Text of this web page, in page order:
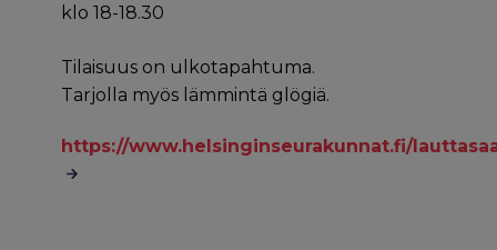
klo 18-18.30
Tilaisuus on ulkotapahtuma.
Tarjolla myös lämmintä glögiä.
https://www.helsinginseurakunnat.fi/